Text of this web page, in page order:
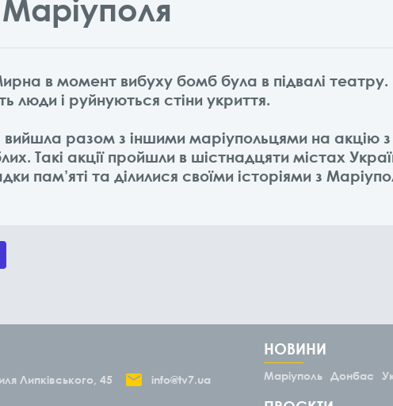
в момент вибуху бомб була в підвалі
люди і руйнуються стіни укриття.
вийшла разом з іншими маріупольцями на акцію з
Такі акції пройшли в шістнадцяти містах
пам’яті та ділилися своїми історіями з
Липківського, 45 info@tv7.ua
НОВИНИ
Маріуполь Донбас